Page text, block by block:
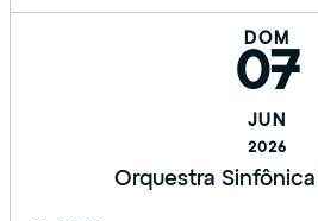
DOM
07
JUN
2026
Orquestra